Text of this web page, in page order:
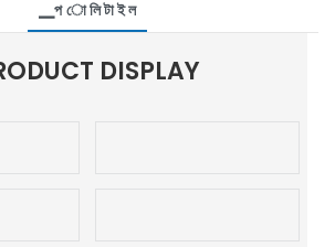
▁প ো লি টা ই ল
DISPLAY